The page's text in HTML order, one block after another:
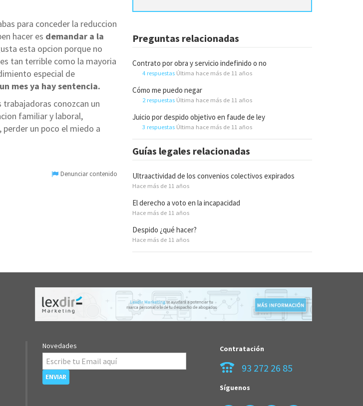
para conceder la reduccion
hacer es demandar a la
esta opcion porque no
tan terrible como la mayoria
especial de
mes ya hay sentencia.
conozcan un
familiar y laboral,
un poco el miedo a
Denunciar contenido
Preguntas relacionadas
Contrato por obra y servicio indefinido o no
4 respuestas Última hace más de 11 años
Cómo me puedo negar
2 respuestas Última hace más de 11 años
Juicio por despido objetivo en faude de ley
3 respuestas Última hace más de 11 años
Guías legales relacionadas
Ultraactividad de los convenios colectivos expirados
Hace más de 11 años
El derecho a voto en la incapacidad
Hace más de 11 años
Despido ¿qué hacer?
Hace más de 11 años
Novedades Contratación
93 272 26 85
Síguenos